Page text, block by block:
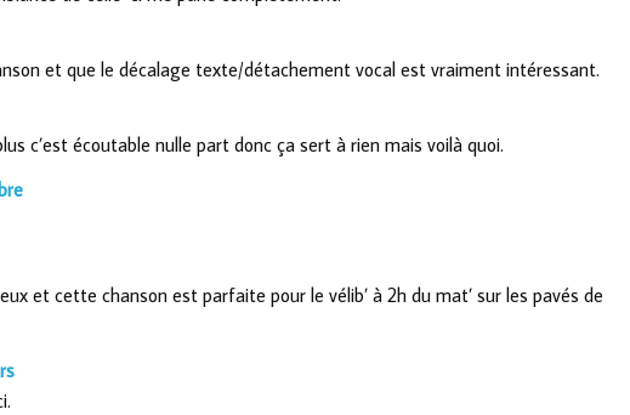
et que le décalage texte/détachement vocal est vraiment intéressant.
c’est écoutable nulle part donc ça sert à rien mais voilà quoi.
et cette chanson est parfaite pour le vélib’ à 2h du mat’ sur les pavés de